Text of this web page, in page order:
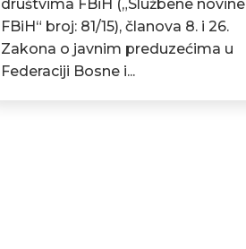
društvima FBiH („Službene novine
FBiH“ broj: 81/15), članova 8. i 26.
Zakona o javnim preduzećima u
Federaciji Bosne i...